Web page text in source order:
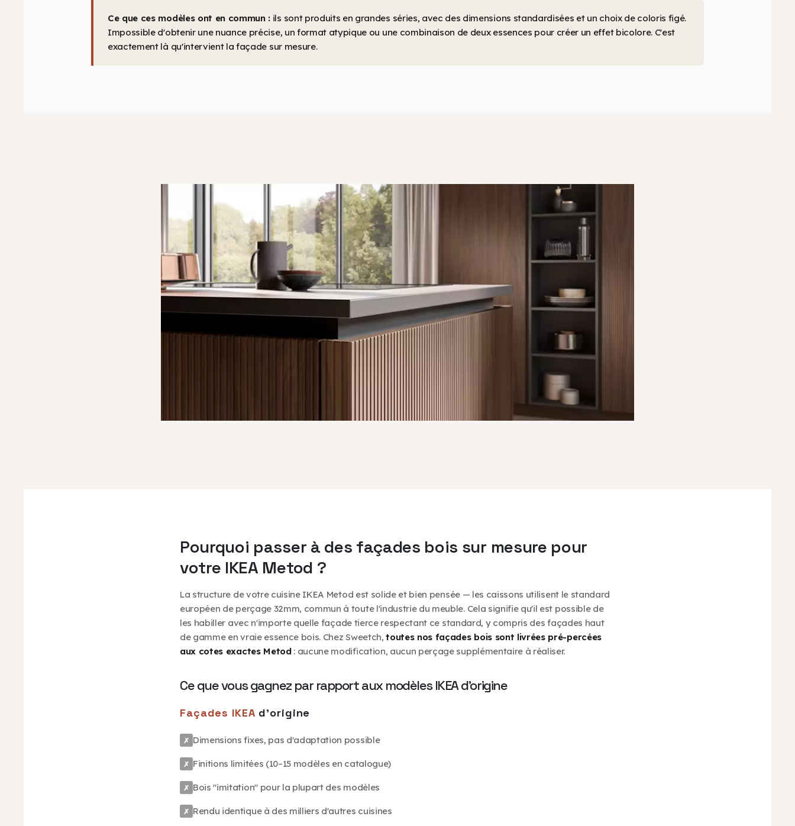
Ce que ces modèles ont en commun : ils sont produits en grandes séries, avec des dimensions standardisées et un choix de coloris figé.
Impossible d'obtenir une nuance précise, un format atypique ou une combinaison de deux essences pour créer un effet bicolore. C'est
exactement là qu'intervient la façade sur mesure.
Pourquoi passer à des façades bois sur mesure pour
votre IKEA Metod ?
La structure de votre cuisine IKEA Metod est solide et bien pensée — les caissons utilisent le standard
européen de perçage 32mm, commun à toute l'industrie du meuble. Cela signifie qu'il est possible de
les habiller avec n'importe quelle façade tierce respectant ce standard, y compris des façades haut
de gamme en vraie essence bois. Chez Sweetch,toutes nos façades bois sont livrées pré-percées
aux cotes exactes Metod: aucune modification, aucun perçage supplémentaire à réaliser.
Ce que vous gagnez par rapport aux modèles IKEA d'origine
Façades IKEA d'origine
✗ Dimensions fixes, pas d'adaptation possible
✗ Finitions limitées (10–15 modèles en catalogue)
✗ Bois "imitation" pour la plupart des modèles
✗ Rendu identique à des milliers d'autres cuisines